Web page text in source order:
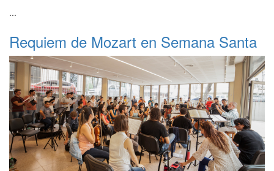
...
Requiem de Mozart en Semana Santa